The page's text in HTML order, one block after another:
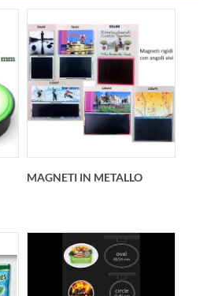
MAGNETI IN METALLO